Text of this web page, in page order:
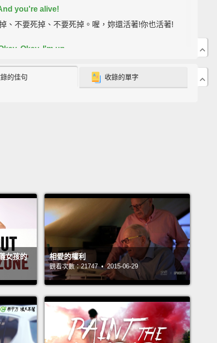
you're alive!
、不要死掉、不要死掉。喔，妳還活著!你也活著!
Okay. I'm up.
好。我起來了。
just leave, guys.
You gotta tell me where you're
Is that food? Can I have some?
Oh, you're spitting
can I have some? Stay right here.
I'll go
everything. I know where they are now.
fine.
就這樣走掉呀。你們要跟我說你們要去哪。那可以吃
以給我吃一些嗎？喔，你吐出來了。但我還是可以吃一
？不能嗎？待在這裡不要動喔。我要去檢查每樣東
道他們在哪裡了。一切都很好。
的佳句 收錄的單字
女孩的
相愛的權利
觀看次數：21747 • 2015-06-29